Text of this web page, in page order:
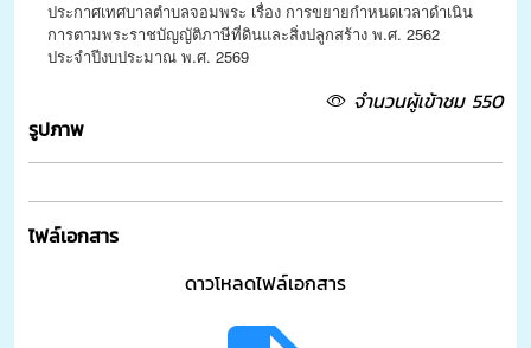
ประกาศเทศบาลตำบลจอมพระ เรื่อง การขยายกำหนดเวลาดำเนิน
การตามพระราชบัญญัติภาษีที่ดินและสิ่งปลูกสร้าง พ.ศ. 2562
ประจำปีงบประมาณ พ.ศ. 2569
จำนวนผู้เข้าชม 550
รูปภาพ
ไฟล์เอกสาร
ดาวโหลดไฟล์เอกสาร